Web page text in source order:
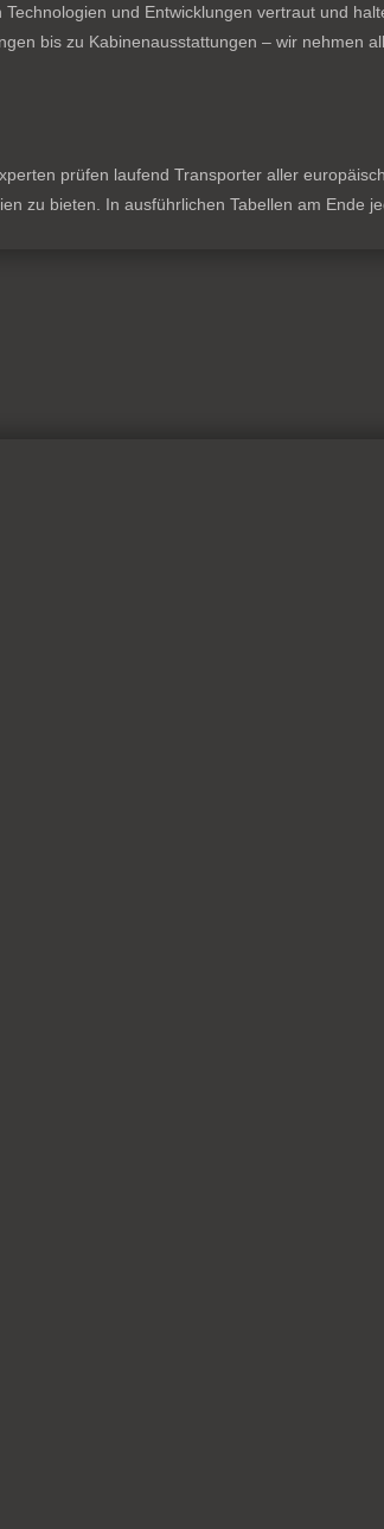
und Entwicklungen vertraut und
bis zu Kabinenausstattungen – wir nehmen
prüfen laufend Transporter aller
zu bieten. In ausführlichen Tabellen am Ende